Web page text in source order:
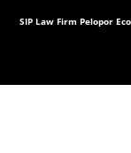
SIP Law Firm Pelopor